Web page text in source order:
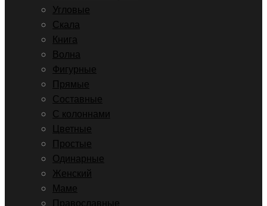
Угловые
Скала
Книга
Волна
Фигурные
Прямые
Составные
С колоннами
Цветные
Простые
Одинарные
Женский
Маме